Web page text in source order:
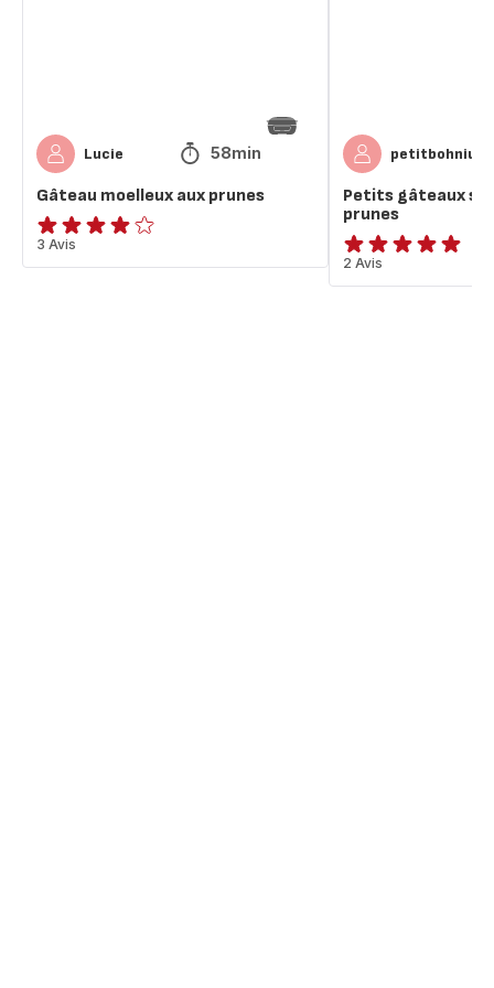
Lucie 58min
Gâteau moelleux aux prunes
Avis
4
3 Avis
petitbohnium
Petits gâteaux
prunes
Avis
5
2 Avis